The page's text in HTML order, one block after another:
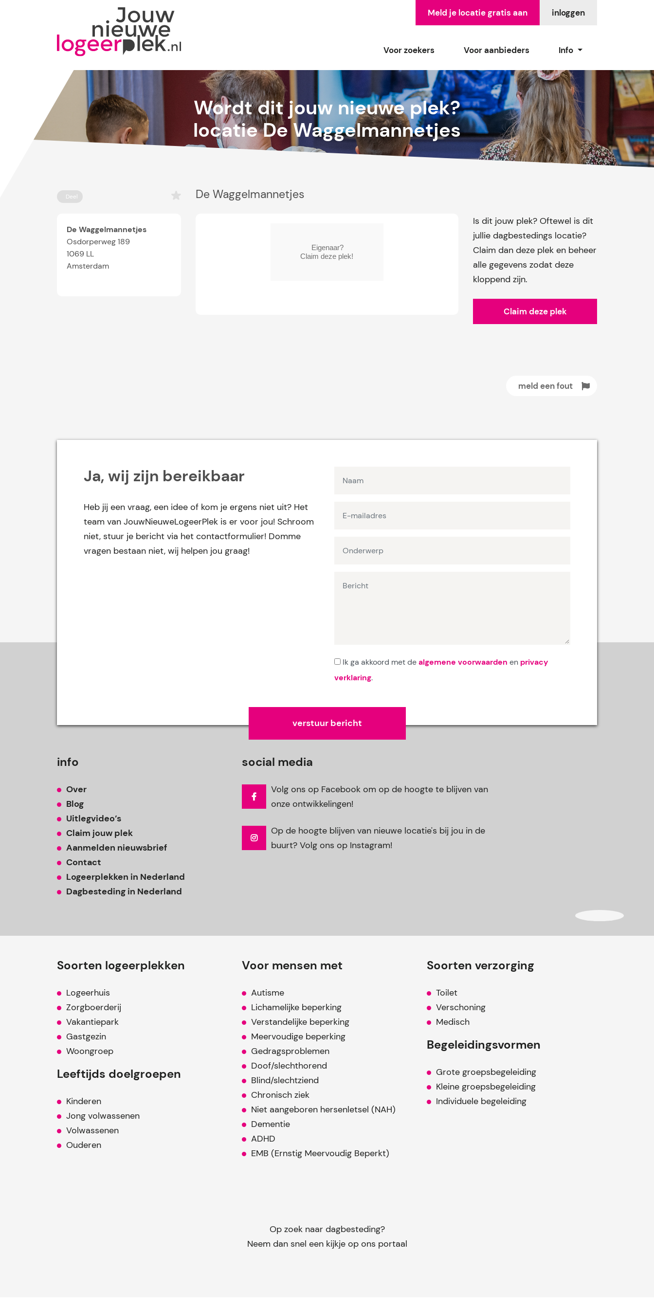
inloggen
Meld je locatie gratis aan
Voor zoekers Voor aanbieders Info
Wordt dit jouw nieuwe plek?
locatie De Waggelmannetjes
Deel De Waggelmannetjes
De Waggelmannetjes
Osdorperweg 189
1069 LL
Amsterdam
Is dit jouw plek? Oftewel is dit
jullie dagbestedings locatie?
Claim dan deze plek en beheer
alle gegevens zodat deze
kloppend zijn.
Claim deze plek
meld een fout
Ja, wij zijn bereikbaar
Heb jij een vraag, een idee of kom je ergens niet uit? Het
team van JouwNieuweLogeerPlek is er voor jou! Schroom
niet, stuur je bericht via het contactformulier! Domme
vragen bestaan niet, wij helpen jou graag!
Ik ga akkoord met dealgemene voorwaarden en privacy
verklaring.
info
Over
Blog
Uitlegvideo’s
Claim jouw plek
Aanmelden nieuwsbrief
Contact
Logeerplekken in Nederland
Dagbesteding in Nederland
social media
Volg ons op Facebook om op de hoogte te blijven van
onze ontwikkelingen!
Op de hoogte blijven van nieuwe locatie's bij jou in de
buurt? Volg ons op Instagram!
Soorten logeerplekken
Logeerhuis
Zorgboerderij
Vakantiepark
Gastgezin
Woongroep
Leeftijds doelgroepen
Kinderen
Jong volwassenen
Volwassenen
Ouderen
Voor mensen met
Autisme
Lichamelijke beperking
Verstandelijke beperking
Meervoudige beperking
Gedragsproblemen
Doof/slechthorend
Blind/slechtziend
Chronisch ziek
Niet aangeboren hersenletsel (NAH)
Dementie
ADHD
EMB (Ernstig Meervoudig Beperkt)
Op zoek naar dagbesteding?
Neem dan snel een kijkje op ons portaal
Soorten verzorging
Toilet
Verschoning
Medisch
Begeleidingsvormen
Grote groepsbegeleiding
Kleine groepsbegeleiding
Individuele begeleiding